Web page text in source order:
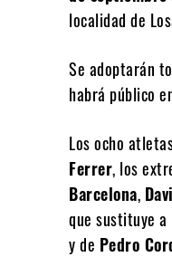
localidad de
Se adoptarán
habrá público
Los ocho
Ferrer, los
Barcelona,
que sustituye a
y de Pedro